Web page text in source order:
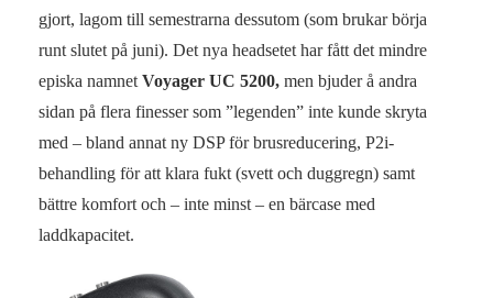
gjort, lagom till semestrarna dessutom (som brukar börja
runt slutet på juni). Det nya headsetet har fått det mindre
episka namnet Voyager UC 5200, men bjuder å andra
sidan på flera finesser som ”legenden” inte kunde skryta
med – bland annat ny DSP för brusreducering, P2i-
behandling för att klara fukt (svett och duggregn) samt
bättre komfort och – inte minst – en bärcase med
laddkapacitet.